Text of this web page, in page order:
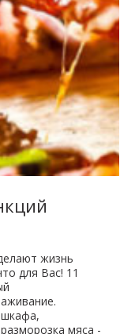
жизнь
для Вас! 11
шкафа,
мяса -